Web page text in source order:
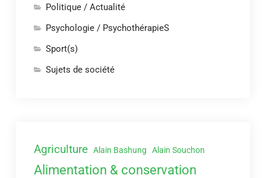
Politique / Actualité
Psychologie / PsychothérapieS
Sport(s)
Sujets de société
Agriculture Alain Bashung Alain Souchon
Alimentation & conservation